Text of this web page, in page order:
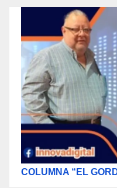
COLUMNA “EL